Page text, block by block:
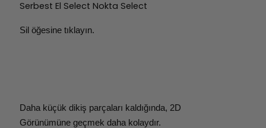
Serbest El Select Nokta Select
Sil öğesine tıklayın.
Daha küçük dikiş parçaları kaldığında, 2D
Görünümüne geçmek daha kolaydır.